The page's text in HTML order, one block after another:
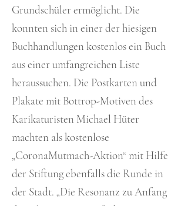
Grundschüler ermöglicht. Die
konnten sich in einer der hiesigen
Buchhandlungen kostenlos ein Buch
aus einer umfangreichen Liste
heraussuchen. Die Postkarten und
Plakate mit Bottrop-Motiven des
Karikaturisten Michael Hüter
machten als kostenlose
„CoronaMutmach-Aktion“ mit Hilfe
der Stiftung ebenfalls die Runde in
der Stadt. „Die Resonanz zu Anfang